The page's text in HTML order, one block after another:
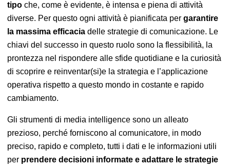
tipo che, come è evidente,è intensa e piena di attività
diverse. Per questo ogni attività è pianificata pergarantire
la massima efficacia delle strategie di comunicazione. Le
chiavi del successo in questo ruolo sono la flessibilità, la
prontezza nel rispondere alle sfide quotidiane e la curiosità
di scoprire e reinventar(si)e la strategia e l’applicazione
operativa rispetto a questo mondo in costantee rapido
cambiamento.
Gli strumenti di media intelligence sono un alleato
prezioso, perché forniscono al comunicatore, in modo
preciso, rapido e completo, tutti i dati e le informazioni utili
per prendere decisioni informate e adattare le strategie